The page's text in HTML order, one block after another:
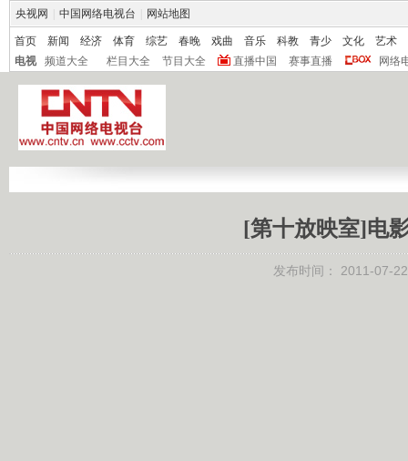
央视网 中国网络电视台 网站地图
首页 新闻 经济 体育 综艺 春晚 戏曲 音乐 科教 青少 文化
艺术
电视
频道大全 栏目大全 节目大全 直播中国 赛事直播 网络
[第十放映室]电
发布时间： 2011-07-